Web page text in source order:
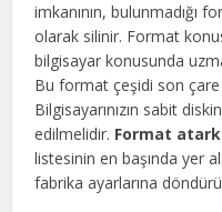
imkanının, bulunmadığı
olarak silinir. Format
bilgisayar konusunda
Bu format çeşidi son çare
Bilgisayarınızın sabit
edilmelidir. Format
listesinin en başında yer
fabrika ayarlarına